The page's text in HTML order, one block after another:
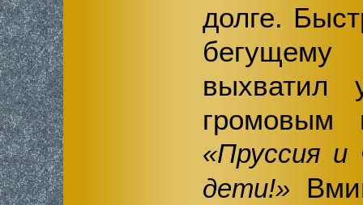
долге.
бегущему
громовым
«Пруссия
дети!»